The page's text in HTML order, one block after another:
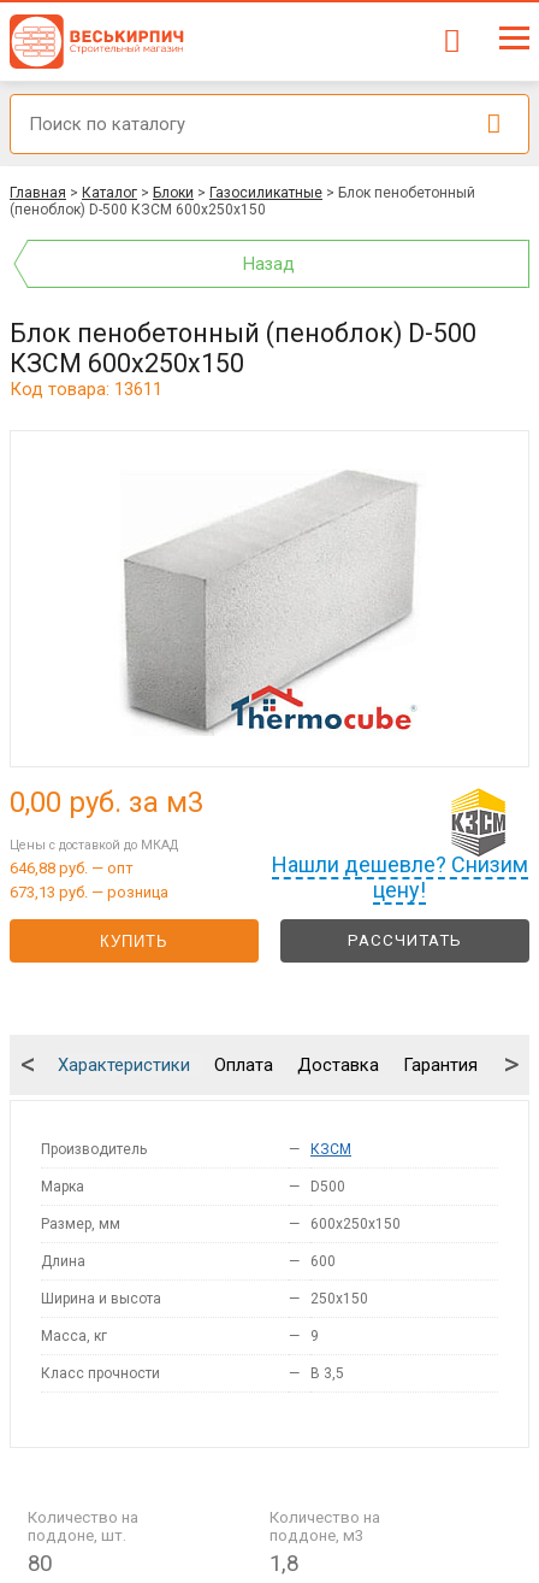
Главная > Каталог > Блоки > Газосиликатные > Блок пенобетонный
(пеноблок) D-500 КЗСМ 600x250x150
Назад
Блок пенобетонный (пеноблок) D-500
КЗСМ 600x250x150
Код товара: 13611
Нашли дешевле? Снизим
цену!
0,00 руб. за м3
Цены с доставкой до МКАД
646,88 руб. — опт
673,13 руб. — розница
КУПИТЬ РАССЧИТАТЬ
Характеристики Оплата Доставка Гарантия
< >
Производитель — КЗСМ
Марка — D500
Размер, мм — 600x250x150
Длина — 600
Ширина и высота — 250x150
Масса, кг — 9
Класс прочности — B 3,5
Количество на
поддоне, шт.
80
Количество на
поддоне, м3
1,8